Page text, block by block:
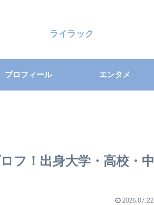
ライラック
プロフィール エンタメ
フ！出身大学・高校・中
2026.07.22